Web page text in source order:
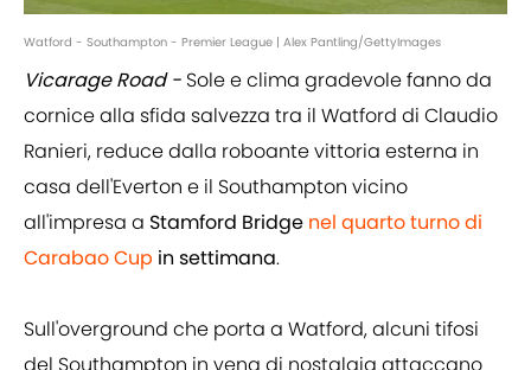
Watford - Southampton - Premier League | Alex Pantling/GettyImages
Vicarage Road - Sole e clima gradevole fanno da
cornice alla sfida salvezza tra il Watford di Claudio
Ranieri, reduce dalla roboante vittoria esterna in
casa dell'Everton e il Southampton vicino
all'impresa a Stamford Bridge nel quarto turno di
Carabao Cup in settimana.
Sull'overground che porta a Watford, alcuni tifosi